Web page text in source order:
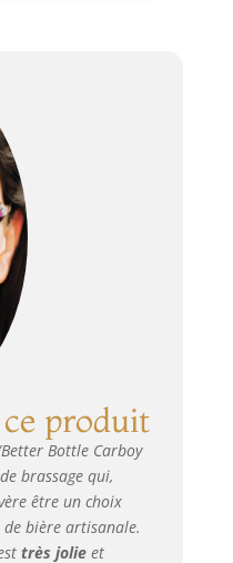
produit
Better Bottle Carboy
brassage qui,
être un choix
bière artisanale.
très jolieet